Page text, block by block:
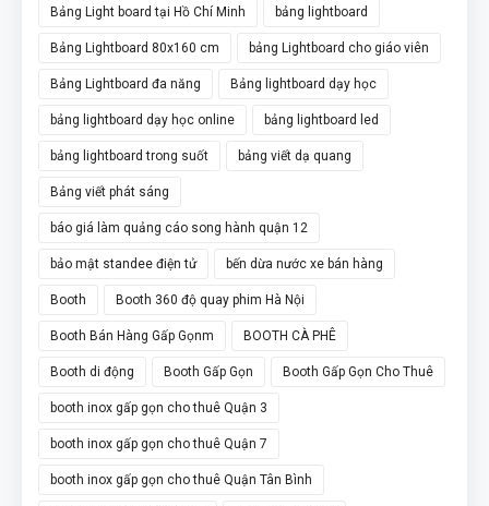
Bảng Light board tại Hồ Chí Minh bảng lightboard
Bảng Lightboard 80x160 cm bảng Lightboard cho giáo viên
Bảng Lightboard đa năng Bảng lightboard dạy học
bảng lightboard dạy học online bảng lightboard led
bảng lightboard trong suốt bảng viết dạ quang
Bảng viết phát sáng
báo giá làm quảng cáo song hành quận 12
bảo mật standee điện tử bến dừa nước xe bán hàng
Booth Booth 360 độ quay phim Hà Nội
Booth Bán Hàng Gấp Gọnm BOOTH CÀ PHÊ
Booth di động Booth Gấp Gọn Booth Gấp Gọn Cho Thuê
booth inox gấp gọn cho thuê Quận 3
booth inox gấp gọn cho thuê Quận 7
booth inox gấp gọn cho thuê Quận Tân Bình